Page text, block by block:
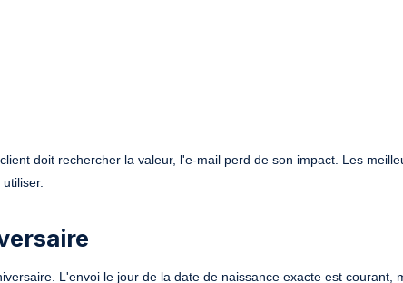
doit rechercher la valeur, l'e-mail perd de son impact. Les
L'envoi le jour de la date de naissance exacte est courant,